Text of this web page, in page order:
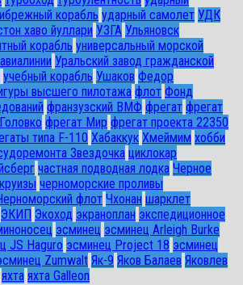
корабль ударный самолет УДК
хаво йуллари УЗГА Ульяновск
корабль универсальный морской
Уральский завод гражданской
учебный корабль Ушаков Федор
высшего пилотажа флот Фонд
франзузский ВМФ фрегат фрегат
фрегат Мир фрегат проекта 22350
типа F-110 Хабаккук Хмеймим хобби
Звездочка циклокар
частная подводная лодка Черное
черноморские проливы
флот Чхонан шарклет
ЭКИП Экоход экраноплан экспедиционное
эсминец эсминец Arleigh Burke
JS Haguro эсминец Project 18 эсминец
Zumwalt Як-9 Яков Балаев Яковлев
яхта яхта Galleon